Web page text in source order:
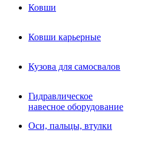
Гидравлическое навесное
оборудование
Гидробуры и шнеки
Вибротрамбовки
Навесные дорожные фрезы
Ковши
Ковши карьерные
Кузова для самосвалов
Гидравлическое
навесное оборудование
Оси, пальцы, втулки